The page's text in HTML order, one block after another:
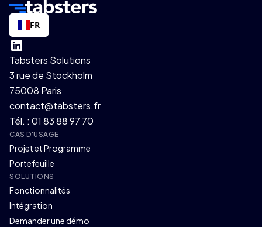
FR
Tabsters Solutions
3 rue de Stockholm
75008 Paris
contact@tabsters.fr
Tél. : 01 83 88 97 70
CAS D'USAGE
Projet et Programme
Portefeuille
SOLUTIONS
Fonctionnalités
Intégration
Demander une démo